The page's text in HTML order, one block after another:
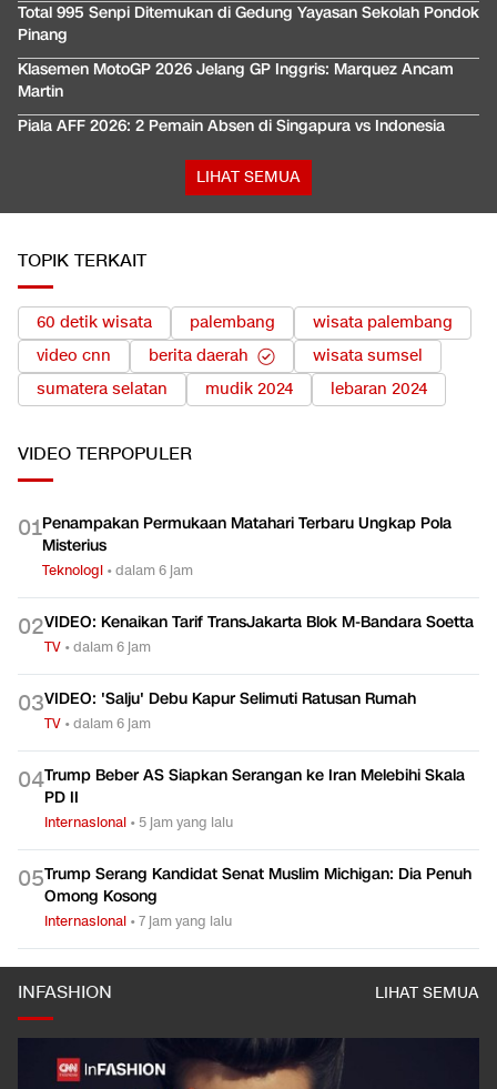
Total 995 Senpi Ditemukan di Gedung Yayasan Sekolah Pondok
Pinang
Klasemen MotoGP 2026 Jelang GP Inggris: Marquez Ancam
Martin
Piala AFF 2026: 2 Pemain Absen di Singapura vs Indonesia
LIHAT SEMUA
TOPIK TERKAIT
60 detik wisata palembang
wisata palembang
video cnn
berita daerah
wisata sumsel
sumatera selatan
mudik 2024 lebaran 2024
VIDEO TERPOPULER
01Penampakan Permukaan Matahari Terbaru Ungkap Pola
Misterius
Teknologi •dalam 6 jam
02VIDEO: Kenaikan Tarif TransJakarta Blok M-Bandara Soetta
TV •dalam 6 jam
03VIDEO: 'Salju' Debu Kapur Selimuti Ratusan Rumah
TV •dalam 6 jam
04Trump Beber AS Siapkan Serangan ke Iran Melebihi Skala
PD II
Internasional • 5 jam yang lalu
05Trump Serang Kandidat Senat Muslim Michigan: Dia Penuh
Omong Kosong
Internasional •7 jam yang lalu
INFASHION LIHAT SEMUA